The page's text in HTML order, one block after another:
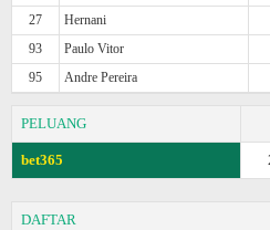
27
Hernani
93
Paulo Vitor
95
Andre Pereira
PELUANG
bet365
DAFTAR